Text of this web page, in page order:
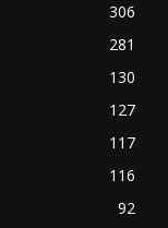
306
281
130
127
117
116
92